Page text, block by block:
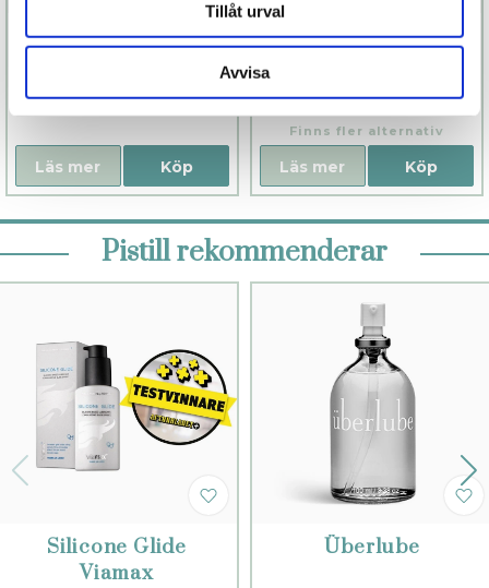
Tillåt urval
Avvisa
Kalii glas
799 kr
Köp
Läs mer
Woman Bodyglide
109 kr
Finns fler alternativ
Köp
Läs mer
Pistill rekommenderar
Silicone Glide
Viamax
Überlube